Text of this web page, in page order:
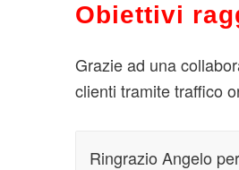
Obiettivi
Grazie ad una
clienti tramite traffico
Ringrazio Angelo